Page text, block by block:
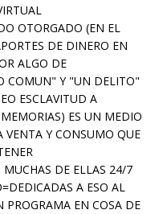
OTORGADO (EN EL
DE DINERO EN
ALGO DE
COMUN" Y "UN DELITO"
ESCLAVITUD A
ES UN MEDIO
VENTA Y CONSUMO QUE
MUCHAS DE ELLAS 24/7
A ESO AL
PROGRAMA EN COSA DE